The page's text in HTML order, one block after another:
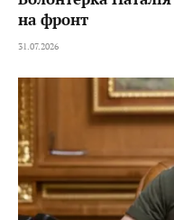
на фронт
31.07.2026